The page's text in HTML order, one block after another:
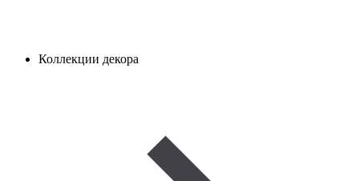
Коллекции декора